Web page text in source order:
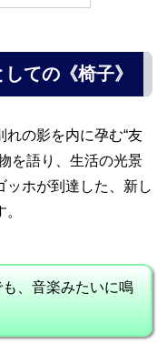
ての《椅子》
の影を内に孕む“友
を語り、生活の光景
ホが到達した、新し
、音楽みたいに鳴